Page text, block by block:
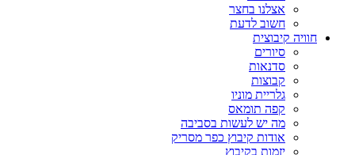
אצלנו בחצר
חשוב לדעת
חוויה קיבוצית
סיורים
סדנאות
קבוצות
גלריית מוניו
קפה תומאס
מה יש לעשות בסביבה
אודות קיבוץ כפר מסריק
יזמות בקיבוץ